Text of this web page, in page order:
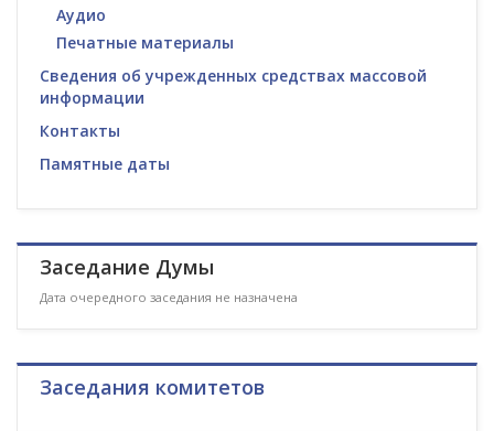
Аудио
Печатные материалы
Сведения об учрежденных средствах массовой
информации
Контакты
Памятные даты
Заседание Думы
Дата очередного заседания не назначена
Заседания комитетов